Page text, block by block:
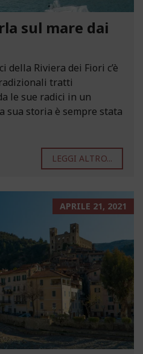
sul mare dai
Riviera dei Fiori c’è
tratti
le sue radici in un
sua storia è sempre stata
LEGGI ALTRO...
APRILE 21, 2021